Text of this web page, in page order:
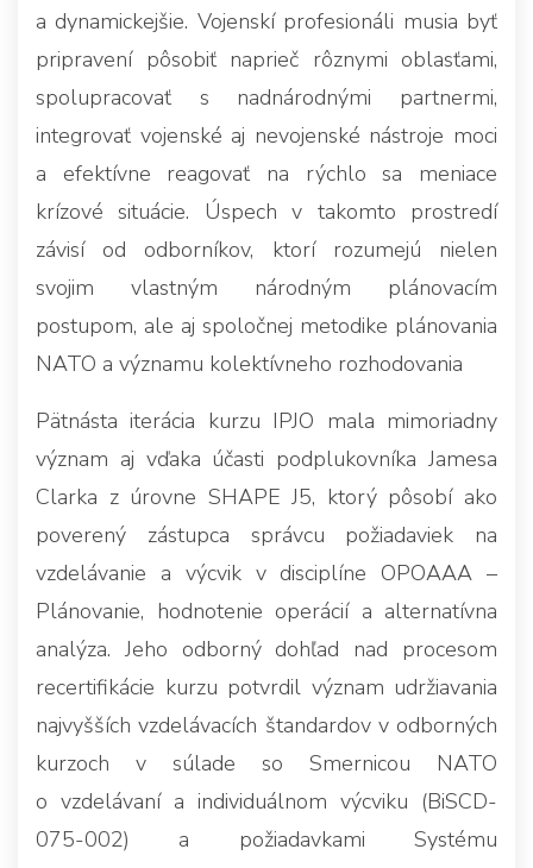
a dynamickejšie. Vojenskí profesionáli musia byť
pripravení pôsobiť naprieč rôznymi oblasťami,
spolupracovať s nadnárodnými partnermi,
integrovať vojenské aj nevojenské nástroje moci
a efektívne reagovať na rýchlo sa meniace
krízové situácie. Úspech v takomto prostredí
závisí od odborníkov, ktorí rozumejú nielen
svojim vlastným národným plánovacím
postupom, ale aj spoločnej metodike plánovania
NATO a významu kolektívneho rozhodovania
Pätnásta iterácia kurzu IPJO mala mimoriadny
význam aj vďaka účasti podplukovníka Jamesa
Clarka z úrovne SHAPE J5, ktorý pôsobí ako
poverený zástupca správcu požiadaviek na
vzdelávanie a výcvik v disciplíne OPOAAA –
Plánovanie, hodnotenie operácií a alternatívna
analýza. Jeho odborný dohľad nad procesom
recertifikácie kurzu potvrdil význam udržiavania
najvyšších vzdelávacích štandardov v odborných
kurzoch v súlade so Smernicou NATO
o vzdelávaní a individuálnom výcviku (BiSCD-
075-002) a požiadavkami Systému